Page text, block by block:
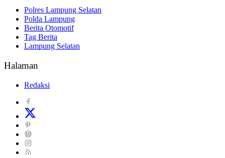
Polres Lampung Selatan
Polda Lampung
Berita Otomotif
Tag Berita
Lampung Selatan
Halaman
Redaksi